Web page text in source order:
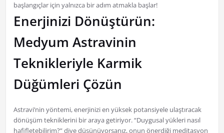
başlangıçlar için yalnızca bir adım atmakla başlar!
Enerjinizi Dönüştürün:
Medyum Astravinin
Teknikleriyle Karmik
Düğümleri Çözün
Astravi’nin yöntemi, enerjinizi en yüksek potansiyele ulaştıracak
dönüşüm tekniklerini bir araya getiriyor. “Duygusal yükleri nasıl
hafifletebilirim?” diye düşünüyorsanız, onun önerdiği meditasyon